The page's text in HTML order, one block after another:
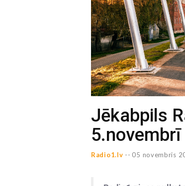
Jēkabpils
5.novembrī
Radio1.lv -- 05 novembris